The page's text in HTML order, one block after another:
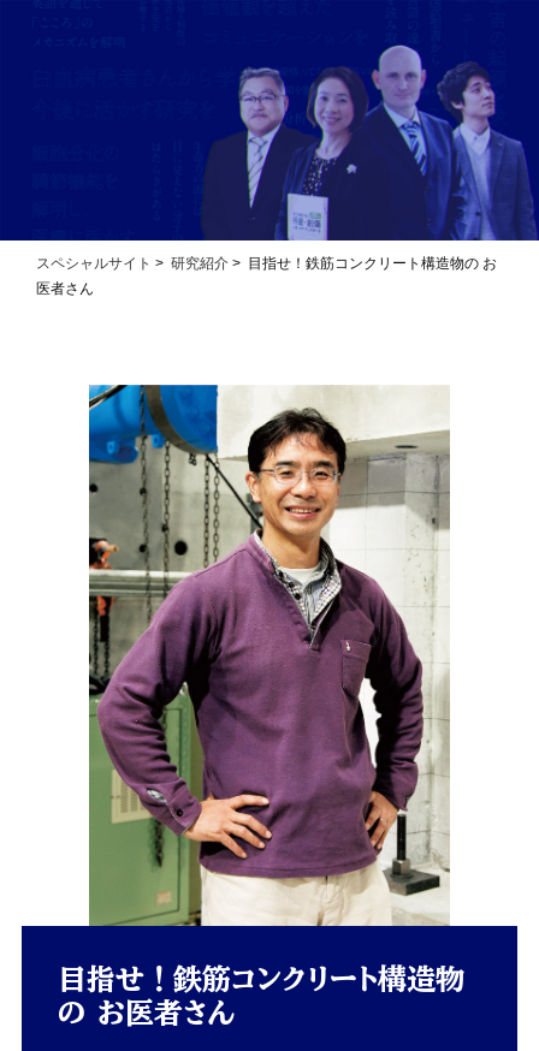
スペシャルサイト > 研究紹介> 目指せ！鉄筋コンクリート構造物の お
医者さん
目指せ！鉄筋コンクリート構造物
の お医者さん